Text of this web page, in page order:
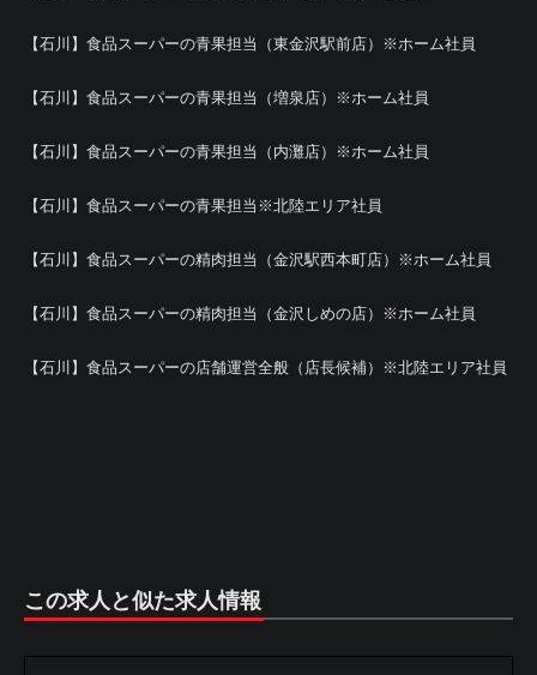
【石川】食品スーパーの青果担当（東金沢駅前店）※ホーム社員
【石川】食品スーパーの青果担当（増泉店）※ホーム社員
【石川】食品スーパーの青果担当（内灘店）※ホーム社員
【石川】食品スーパーの青果担当※北陸エリア社員
【石川】食品スーパーの精肉担当（金沢駅西本町店）※ホーム社員
【石川】食品スーパーの精肉担当（金沢しめの店）※ホーム社員
【石川】食品スーパーの店舗運営全般（店長候補）※北陸エリア社員
この求人と似た求人情報